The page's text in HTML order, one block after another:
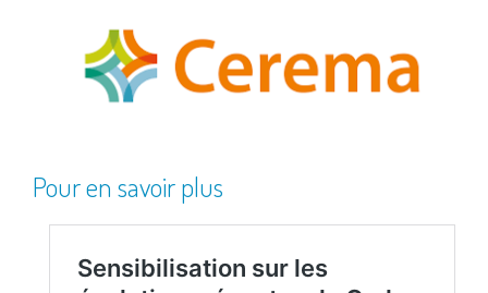
Pour en savoir plus